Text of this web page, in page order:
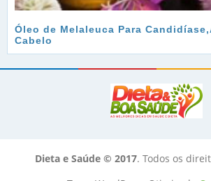
Óleo de Melaleuca Para
Cabelo
Dieta e Saúde © 2017. Todos os